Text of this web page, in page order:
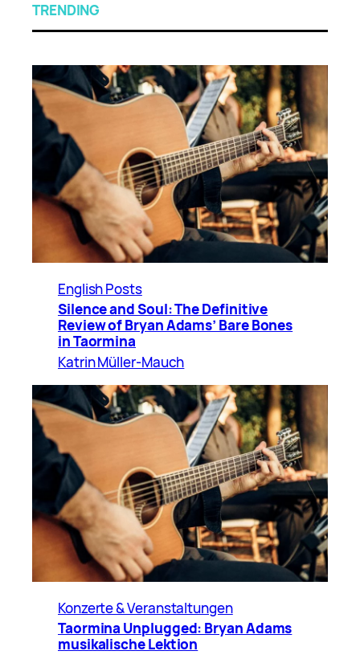
TRENDING
English Posts
Silence and Soul: The Definitive
Review of Bryan Adams’ Bare Bones
in Taormina
Katrin Müller-Mauch
Konzerte & Veranstaltungen
Taormina Unplugged: Bryan Adams
musikalische Lektion